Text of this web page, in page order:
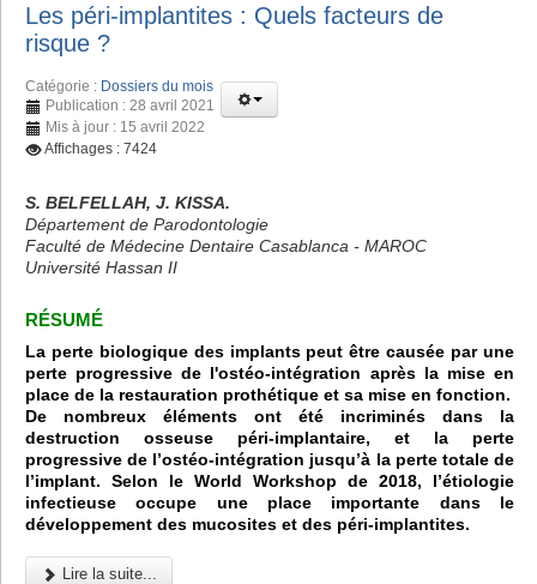
Les péri-implantites : Quels facteurs de
risque ?
Catégorie : Dossiers du mois
Publication : 28 avril 2021
Mis à jour : 15 avril 2022
Affichages : 7424
S. BELFELLAH, J. KISSA.
Département de Parodontologie
Faculté de Médecine Dentaire Casablanca - MAROC
Université Hassan II
RÉSUMÉ
La perte biologique des implants peut être causée par une
perte progressive de l'ostéo-intégration après la mise en
place de la restauration prothétique et sa mise en fonction.
De nombreux éléments ont été incriminés dans la
destruction osseuse péri-implantaire, et la perte
progressive de l’ostéo-intégration jusqu’à la perte totale de
l’implant. Selon le World Workshop de 2018, l’étiologie
infectieuse occupe une place importante dans le
développement des mucosites et des péri-implantites.
Lire la suite...